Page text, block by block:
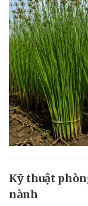
Kỹ thuật
nành